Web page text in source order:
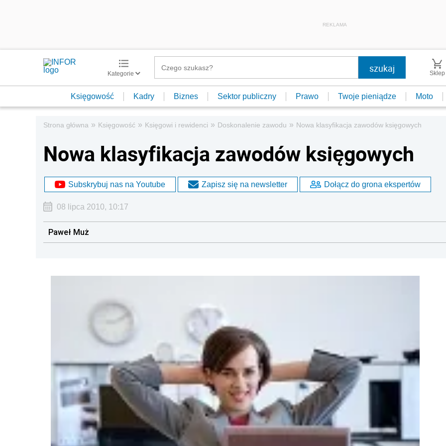
REKLAMA
Kategorie Sklep
Księgowość Kadry Biznes Sektor publiczny Prawo Twoje pieniądze Moto
Strona główna » Księgowość » Księgowi i rewidenci » Doskonalenie zawodu » Nowa klasyfikacja zawodów księgowych
Nowa klasyfikacja zawodów księgowych
Subskrybuj nas na Youtube Zapisz się na newsletter Dołącz do grona ekspertów
08 lipca 2010, 10:17
Paweł Muż